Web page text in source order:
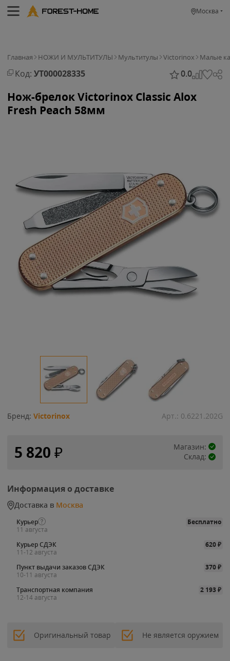
Москва
Главная НОЖИ И МУЛЬТИТУЛЫ Мультитулы Victorinox Малые
Код: УТ000028335 0.0
Нож-брелок Victorinox Classic Alox
Fresh Peach 58мм
Бренд: Victorinox Арт.: 0.6221.202G
5 820 ₽
Магазин:
Склад:
Информация о доставке
Доставка в Москва
Курьер
Бесплатно
11 августа
Курьер СДЭК
620₽
11-12 августа
Пункт выдачи заказов СДЭК
370₽
10-11 августа
Транспортная компания
2 193₽
12-14 августа
Оригинальный товар Не является оружием